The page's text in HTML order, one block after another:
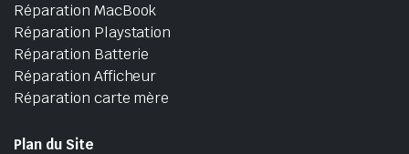
Réparation MacBook
Réparation Playstation
Réparation Batterie
Réparation Afficheur
Réparation carte mère
Plan du Site